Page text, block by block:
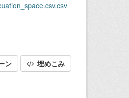
ン 埋めこみ